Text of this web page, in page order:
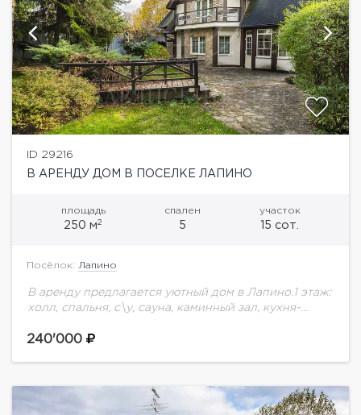
ID 29216
В АРЕНДУ ДОМ В ПОСЕЛКЕ ЛАПИНО
площадь
250 м2
спален
5
участок
15 сот.
Посёлок: Лапино
В аренду предлагается уютный дом в Лапино.1 этаж:
холл, спальня, с\у, сауна, каминный зал, кухня-
хозяйская спальня с гардеробной, ванная,...
240'000